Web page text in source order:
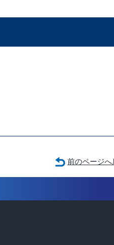
前のページへ